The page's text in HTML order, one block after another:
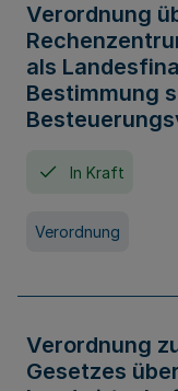
Verordnung
als
Bestimmung
In Kraft
Verordnung
Verordnung
Gesetzes